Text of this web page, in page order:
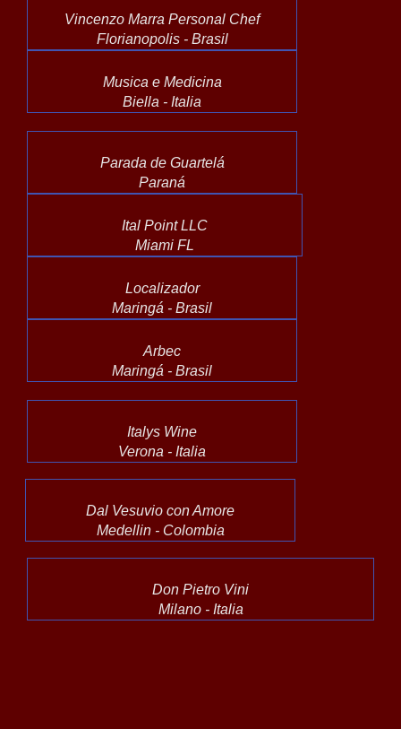
Vincenzo Marra Personal Chef
Florianopolis - Brasil
Musica e Medicina
Biella - Italia
Parada de Guartelá
Paraná
Ital Point LLC
Miami FL
Localizador
Maringá - Brasil
Arbec
Maringá - Brasil
Italys Wine
Verona - Italia
Dal Vesuvio con Amore
Medellin - Colombia
Don Pietro Vini
Milano - Italia